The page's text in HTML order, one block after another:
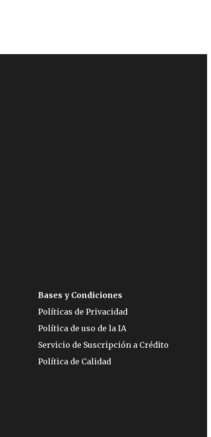
Bases y Condiciones
Políticas de Privacidad
Política de uso de la IA
Servicio de Suscripción a Crédito
Política de Calidad